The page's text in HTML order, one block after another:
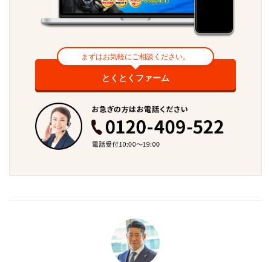
とくとくファーム
まずはお気軽にご相談ください。